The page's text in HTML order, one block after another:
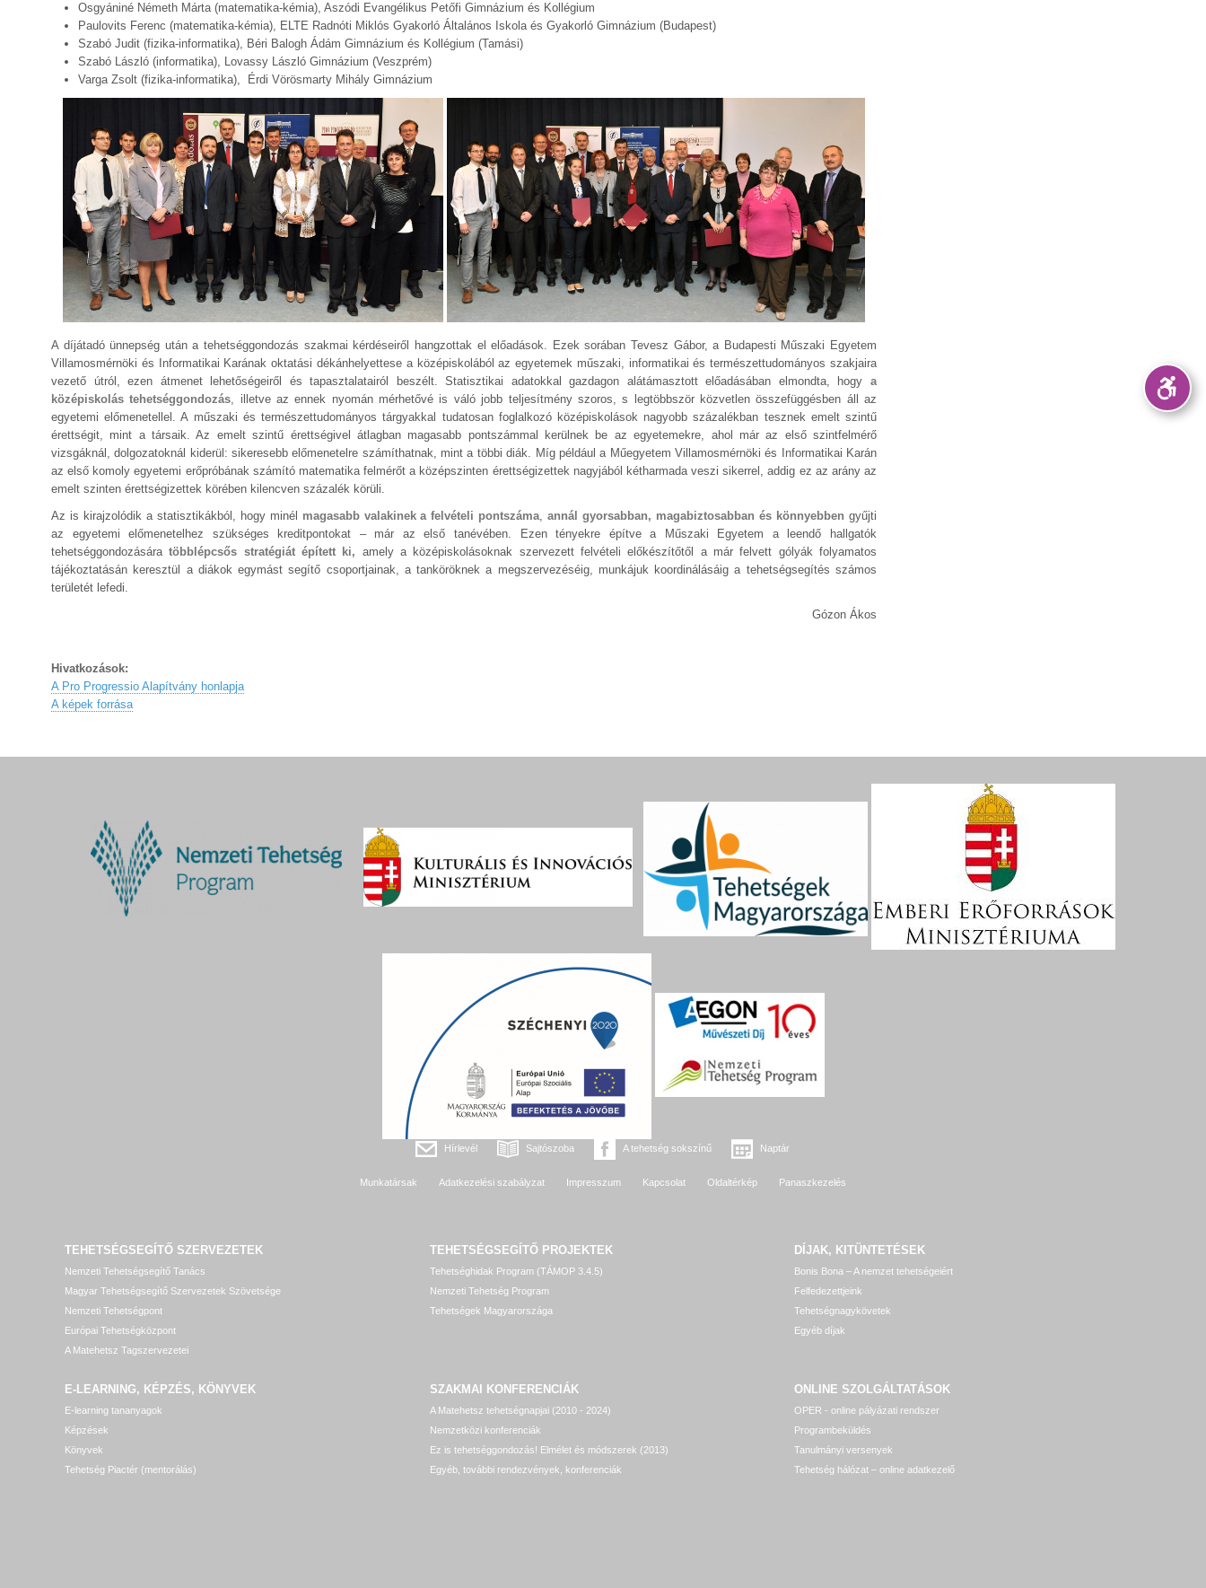
Osgyániné Németh Márta (matematika-kémia), Aszódi Evangélikus Petőfi Gimnázium és Kollégium
Paulovits Ferenc (matematika-kémia), ELTE Radnóti Miklós Gyakorló Általános Iskola és Gyakorló Gimnázium (Budapest)
Szabó Judit (fizika-informatika), Béri Balogh Ádám Gimnázium és Kollégium (Tamási)
Szabó László (informatika), Lovassy László Gimnázium (Veszprém)
Varga Zsolt (fizika-informatika), Érdi Vörösmarty Mihály Gimnázium
A díjátadó ünnepség után a tehetséggondozás szakmai kérdéseiről hangzottak el előadások. Ezek sorában Tevesz Gábor, a Budapesti Műszaki Egyetem
Villamosmérnöki és Informatikai Karának oktatási dékánhelyettese a középiskolából az egyetemek műszaki, informatikai és természettudományos szakjaira
vezető útról, ezen átmenet lehetőségeiről és tapasztalatairól beszélt. Statisztikai adatokkal gazdagon alátámasztott előadásában elmondta, hogy a
középiskolás tehetséggondozás, illetve az ennek nyomán mérhetővé is váló jobb teljesítmény szoros, s legtöbbször közvetlen összefüggésben áll az
egyetemi előmenetellel. A műszaki és természettudományos tárgyakkal tudatosan foglalkozó középiskolások nagyobb százalékban tesznek emelt szintű
érettségit, mint a társaik. Az emelt szintű érettségivel átlagban magasabb pontszámmal kerülnek be az egyetemekre, ahol már az első szintfelmérő
vizsgáknál, dolgozatoknál kiderül: sikeresebb előmenetelre számíthatnak, mint a többi diák. Míg például a Műegyetem Villamosmérnöki és Informatikai Karán
az első komoly egyetemi erőpróbának számító matematika felmérőt a középszinten érettségizettek nagyjából kétharmada veszi sikerrel, addig ez az arány az
emelt szinten érettségizettek körében kilencven százalék körüli.
Az is kirajzolódik a statisztikákból, hogy minél magasabb valakinek a felvételi pontszáma,annál gyorsabban, magabiztosabban és könnyebben gyűjti
az egyetemi előmenetelhez szükséges kreditpontokat – már az első tanévében. Ezen tényekre építve a Műszaki Egyetem a leendő hallgatók
tehetséggondozásáratöbblépcsős stratégiát épített ki, amely a középiskolásoknak szervezett felvételi előkészítőtől a már felvett gólyák folyamatos
tájékoztatásán keresztül a diákok egymást segítő csoportjainak, a tanköröknek a megszervezéséig, munkájuk koordinálásáig a tehetségsegítés számos
területét lefedi.
Gózon Ákos
Hivatkozások:
A Pro Progressio Alapítvány honlapja
A képek forrása
Hírlevél Sajtószoba A tehetség sokszínű Naptár
Munkatársak Adatkezelési szabályzat Impresszum Kapcsolat Oldaltérkép Panaszkezelés
TEHETSÉGSEGÍTŐ SZERVEZETEK
Nemzeti Tehetségsegítő Tanács
Magyar Tehetségsegítő Szervezetek Szövetsége
Nemzeti Tehetségpont
Európai Tehetségközpont
A Matehetsz Tagszervezetei
TEHETSÉGSEGÍTŐ PROJEKTEK
Tehetséghidak Program (TÁMOP 3.4.5)
Nemzeti Tehetség Program
Tehetségek Magyarországa
DÍJAK, KITÜNTETÉSEK
Bonis Bona – A nemzet tehetségeiért
Felfedezettjeink
Tehetségnagykövetek
Egyéb díjak
E-LEARNING, KÉPZÉS, KÖNYVEK
E-learning tananyagok
Képzések
Könyvek
Tehetség Piactér (mentorálás)
SZAKMAI KONFERENCIÁK
A Matehetsz tehetségnapjai (2010 - 2024)
Nemzetközi konferenciák
Ez is tehetséggondozás! Elmélet és módszerek (2013)
Egyéb, további rendezvények, konferenciák
ONLINE SZOLGÁLTATÁSOK
OPER - online pályázati rendszer
Programbeküldés
Tanulmányi versenyek
Tehetség hálózat – online adatkezelő